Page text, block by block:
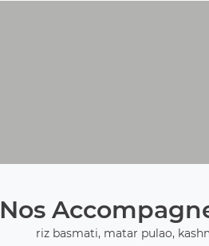
Nos
riz basmati, matar pulao,